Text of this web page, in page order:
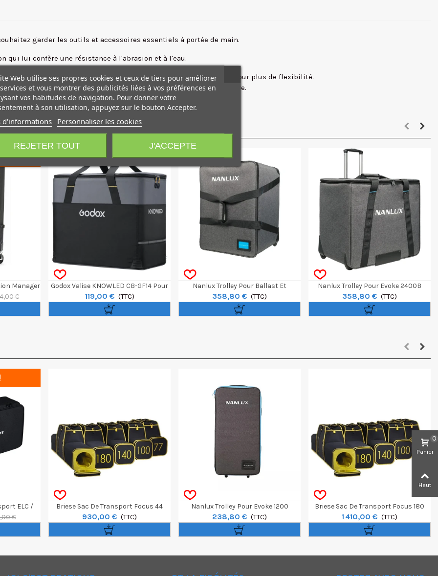
garder les outils et accessoires essentiels à portée de main.
qui lui confère une résistance à l'abrasion et à l'eau.
pour permettre d'attacher la pochette à la ceinture ARRI Crew pour plus de flexibilité.
personnelles telles que vos stylos, nettoyants, outils et plus encore.
Manager
€
Godox Valise KNOWLED CB-GF14 Pour
Fresnel GF14
119,00 € (TTC)
Nanlux Trolley Pour Ballast Et
Réflecteur 45° Evoke 2400B
358,80 € (TTC)
Nanlux Trolley Pour Evoke 2400B
358,80 € (TTC)
ELC /
€
Briese Sac De Transport Focus 44
930,00 € (TTC)
Nanlux Trolley Pour Evoke 1200
238,80 € (TTC)
Briese Sac De Transport Focus 180
1 410,00 € (TTC)
Web utilise ses propres cookies et ceux de tiers pour améliorer
et vous montrer des publicités liées à vos préférences en
vos habitudes de navigation. Pour donner votre
à son utilisation, appuyez sur le bouton Accepter.
d'informations Personnaliser les cookies
REJETER TOUT J'ACCEPTE
Panier
0
Haut